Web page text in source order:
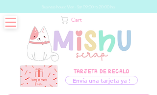
Business hours: Mon - Sat 09:00 to 20:00 hrs
TARJETA DE REGALO
Envía una tarjeta ya !
Cart